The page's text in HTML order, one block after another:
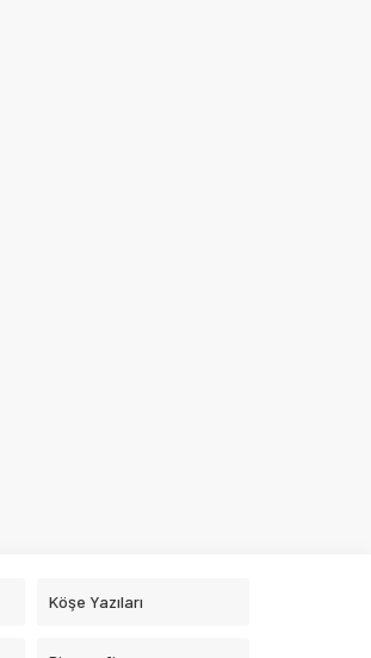
Köşe Yazıları